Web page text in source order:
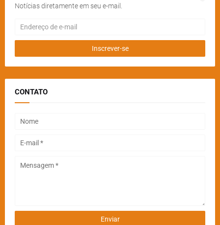
Notícias diretamente em seu e-mail.
CONTATO